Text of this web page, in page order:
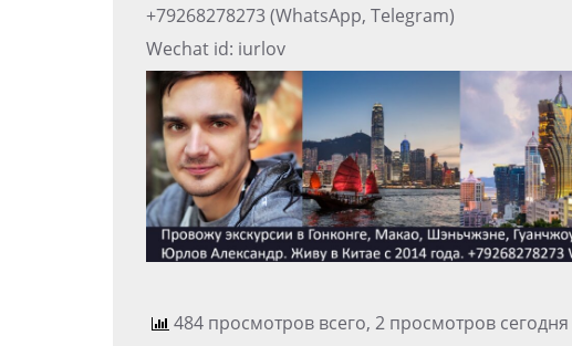
+79268278273 (WhatsApp, Telegram)
Wechat id: iurlov
484 просмотров всего, 2 просмотров сегодня